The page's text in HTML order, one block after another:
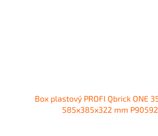
Box plastový PROFI Qbrick ONE
585x385x322 mm